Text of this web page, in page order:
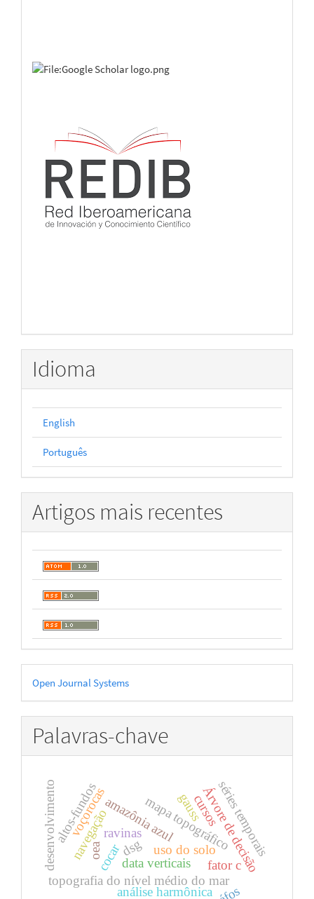
Idioma
English
Português
Artigos mais recentes
Desenvolvido
por
Open Journal Systems
Palavras-chave
data verticais
topografia do nível médio do mar
amazônia azul
voçorocasravinas
uso do soloÁrvore de decisão
mapa topográfico
análise harmônica
séries temporais
altos-fundos
navegaçãococardsg
fator c
gauss
desenvolvimento oea
cursos